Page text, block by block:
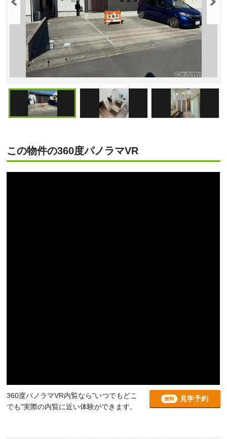
この物件の360度パノラマVR
360度パノラマVR内覧なら"いつでもどこ
でも"実際の内覧に近い体験ができます。
無料 見学予約